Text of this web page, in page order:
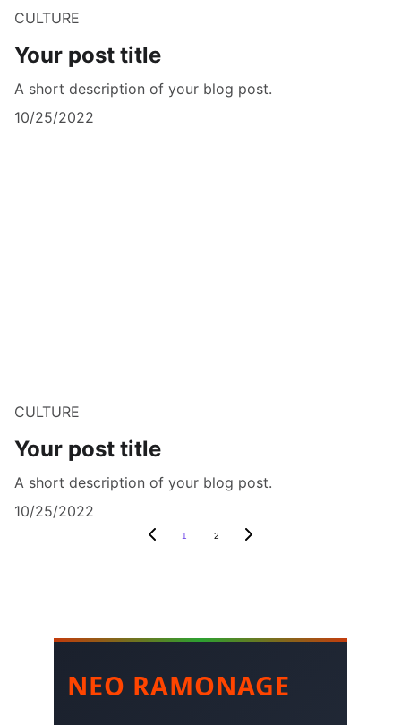
CULTURE
Your post title
A short description of your blog post.
10/25/2022
CULTURE
Your post title
A short description of your blog post.
10/25/2022
1 2